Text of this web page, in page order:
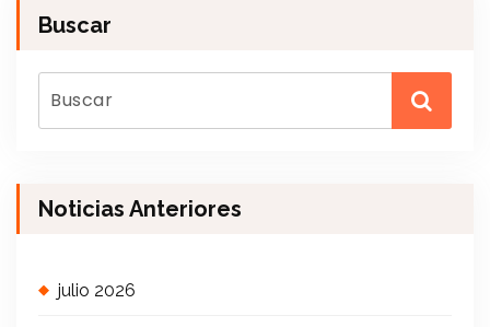
Buscar
Noticias Anteriores
julio 2026